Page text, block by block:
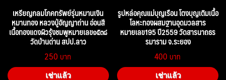
เหรียญกลมโภคทรัพย์รุ่นหมานเงิน
หมานทอง หลวงปู่อัญญาถ่าน อ่อนสี
เนื้อทองแดงผิวรุ้งชมพูหมายเลข๑๕๓๘
วัดบ้านด่าน สปป.ลาว
250
เช่าแล้ว
รูปหล่อคุณแม่บุญเรือน โตงบุญเติมเนื้อ
โลหะทองผสมฐานอุดมวลสาร
หมายเลข195 ปี2559 วัดสารนาถธร
รมาราม จ.ระยอง
400
เช่าแล้ว